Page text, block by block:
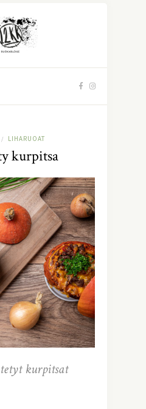
/ LIHARUOAT
kurpitsa
kurpitsat